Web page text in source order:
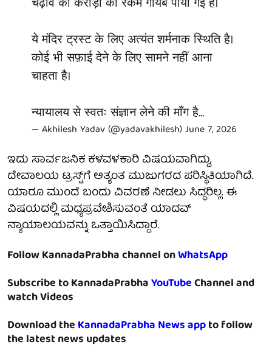
ये मंदिर ट्रस्ट के लिए अत्यंत शर्मनाक स्थिति है।
कोई भी सफ़ाई देने के लिए सामने नहीं आना
चाहता है।
न्यायालय से स्वतः संज्ञान लेने की माँग है…
— Akhilesh Yadav (@yadavakhilesh)June 7, 2026
ಇದು ಸಾರ್ವಜನಿಕ ಕಳವಳಕಾರಿ ವಿಷಯವಾಗಿದ್ದು,
ದೇವಾಲಯ ಟ್ರಸ್ಟ್‌ಗೆ ಅತ್ಯಂತ ಮುಜುಗರದ ಪರಿಸ್ಥಿತಿಯಾಗಿದೆ.
ಯಾರೂ ಮುಂದೆ ಬಂದು ವಿವರಣೆ ನೀಡಲು ಸಿದ್ಧರಿಲ್ಲ. ಈ
ವಿಷಯದಲ್ಲಿ ಮಧ್ಯಪ್ರವೇಶಿಸುವಂತೆ ಯಾದವ್
ನ್ಯಾಯಾಲಯವನ್ನು ಒತ್ತಾಯಿಸಿದ್ದಾರೆ.
Follow KannadaPrabha channel onWhatsApp
Subscribe to KannadaPrabhaYouTubeChannel and
watch Videos
Download theKannadaPrabha News appto follow
the latest news updates